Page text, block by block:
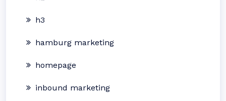
h3
hamburg marketing
homepage
inbound marketing